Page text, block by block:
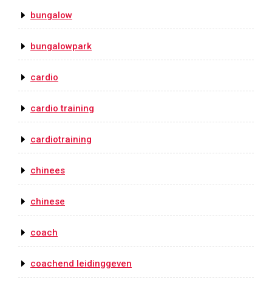
bungalow
bungalowpark
cardio
cardio training
cardiotraining
chinees
chinese
coach
coachend leidinggeven